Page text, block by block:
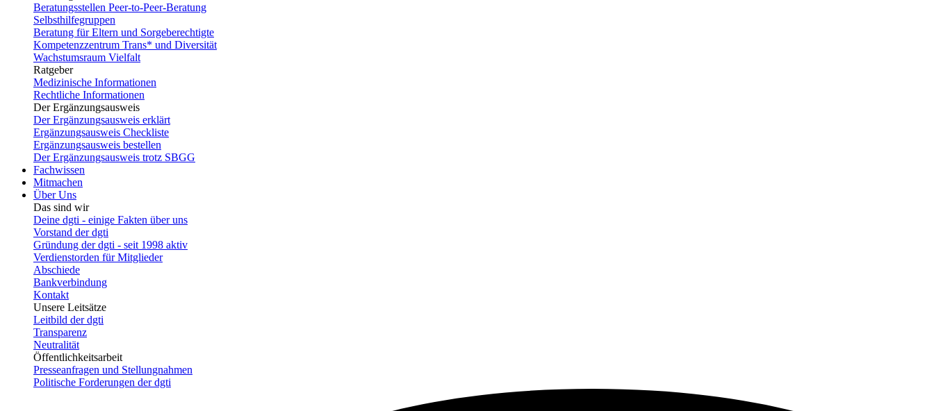
Beratungsstellen Peer-to-Peer-Beratung
Selbsthilfegruppen
Beratung für Eltern und Sorgeberechtigte
Kompetenzzentrum Trans* und Diversität
Wachstumsraum Vielfalt
Ratgeber
Medizinische Informationen
Rechtliche Informationen
Der Ergänzungsausweis
Der Ergänzungsausweis erklärt
Ergänzungsausweis Checkliste
Ergänzungsausweis bestellen
Der Ergänzungsausweis trotz SBGG
Fachwissen
Mitmachen
Über Uns
Das sind wir
Deine dgti - einige Fakten über uns
Vorstand der dgti
Gründung der dgti - seit 1998 aktiv
Verdienstorden für Mitglieder
Abschiede
Bankverbindung
Kontakt
Unsere Leitsätze
Leitbild der dgti
Transparenz
Neutralität
Öffentlichkeitsarbeit
Presseanfragen und Stellungnahmen
Politische Forderungen der dgti